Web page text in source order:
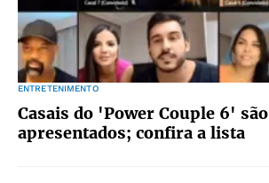
ENTRETENIMENTO
Casais do 'Power Couple 6' são
apresentados; confira a lista